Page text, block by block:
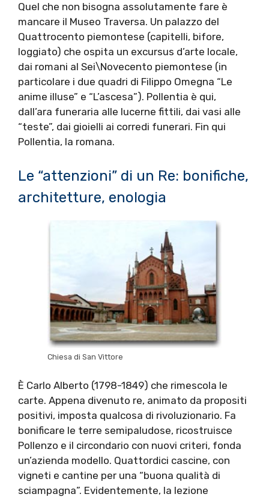
Quel che non bisogna assolutamente fare è
mancare il Museo Traversa. Un palazzo del
Quattrocento piemontese (capitelli, bifore,
loggiato) che ospita un excursus d’arte locale,
dai romani al Sei\Novecento piemontese (in
particolare i due quadri di Filippo Omegna “Le
anime illuse” e “L’ascesa”). Pollentia è qui,
dall’ara funeraria alle lucerne fittili, dai vasi alle
“teste”, dai gioielli ai corredi funerari. Fin qui
Pollentia, la romana.
Le “attenzioni” di un Re: bonifiche,
architetture, enologia
Chiesa di San Vittore
È Carlo Alberto (1798-1849) che rimescola le
carte. Appena divenuto re, animato da propositi
positivi, imposta qualcosa di rivoluzionario. Fa
bonificare le terre semipaludose, ricostruisce
Pollenzo e il circondario con nuovi criteri, fonda
un’azienda modello. Quattordici cascine, con
vigneti e cantine per una “buona qualità di
sciampagna”. Evidentemente, la lezione